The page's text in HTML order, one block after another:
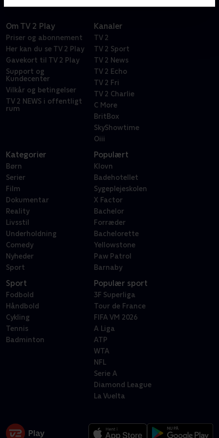
Om TV 2 Play
Priser og abonnement
Her kan du se TV 2 Play
Gavekort til TV 2 Play
Support og
Kundecenter
Vilkår og betingelser
TV 2 NEWS i offentligt
rum
Kanaler
TV 2
TV 2 Sport
TV 2 News
TV 2 Echo
TV 2 Fri
TV 2 Charlie
C More
BritBox
SkyShowtime
Oiii
Kategorier
Børn
Serier
Film
Dokumentar
Reality
Livsstil
Underholdning
Comedy
Nyheder
Sport
Populært
Klovn
Badehotellet
Sygeplejeskolen
X Factor
Bachelor
Forræder
Bachelorette
Yellowstone
Paw Patrol
Barnaby
Sport
Fodbold
Håndbold
Cykling
Tennis
Badminton
Populær sport
3F Superliga
Tour de France
FIFA VM 2026
A Liga
ATP
WTA
NFL
Serie A
Diamond League
La Vuelta